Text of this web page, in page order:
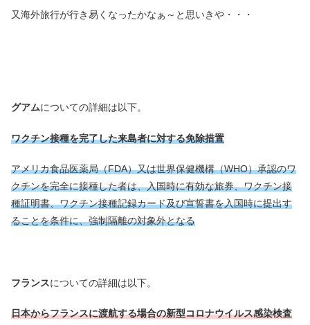
又海外旅行が行き易くなったかなぁ～と思いきや・・・
グアムについての詳細は以下。
ワクチン接種を完了した来島者に対する免除措置
アメリカ食品医薬局（FDA）又は世界保健機構（WHO）承認のワ
クチンを完全に接種した者は、入国時に有効な旅券、ワクチン接
種証明書、ワクチン接種記録カード及び宣誓書を入国時に提出す
ることを条件に、強制隔離の対象外となる
フランスについての詳細は以下。
日本からフランスに渡航する場合の新型コロナウイルス感染検査